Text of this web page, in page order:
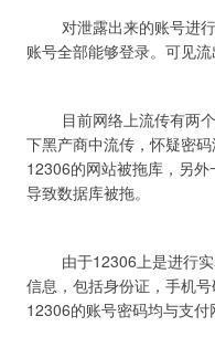
下黑产商中流传，怀疑密
12306的网站被拖库，另
信息，包括身份证，手机